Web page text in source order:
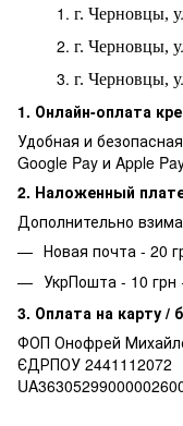
г. Черновцы,
г. Черновцы,
г. Черновцы,
1. Онлайн-оплата
Удобная и
Google Pay и Apple
2. Наложенный
Дополнительно
Новая почта - 20
УкрПошта - 10
3. Оплата на карту /
ФОП Онофрей
ЄДРПОУ 2441112072